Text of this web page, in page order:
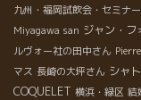
九州・福岡試飲会・セミナー
Miyagawa san ジャン・フ
ルヴォー社の田中さん Pierre
マス 長崎の大坪さん シャ
COQUELET 横浜・緑区 結